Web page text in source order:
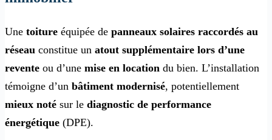
Une toiture équipée de panneaux solaires raccordés au
réseau constitue un atout supplémentaire lors d’une
revente ou d’une mise en location du bien. L’installation
témoigne d’un bâtiment modernisé, potentiellement
mieux noté sur le diagnostic de performance
énergétique (DPE).